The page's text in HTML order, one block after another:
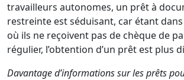
travailleurs autonomes, un prêt à
restreinte est séduisant, car étant
où ils ne reçoivent pas de chèque de
régulier, l’obtention d’un prêt est plus
Davantage d’informations sur les prêts